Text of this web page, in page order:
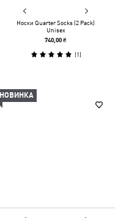
Носки Quarter Socks (2 Pack)
Unisex
740,00 ₴
(1)
НОВИНКА